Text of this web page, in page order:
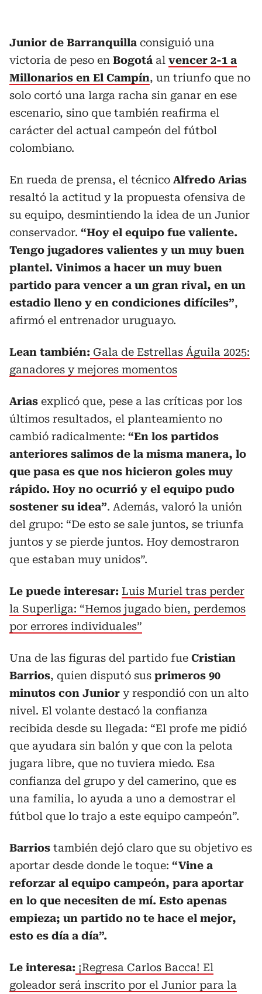
Junior de Barranquilla consiguió una
victoria de peso en Bogotá al vencer 2-1 a
Millonarios en El Campín, un triunfo que no
solo cortó una larga racha sin ganar en ese
escenario, sino que también reafirma el
carácter del actual campeón del fútbol
colombiano.
En rueda de prensa, el técnico Alfredo Arias
resaltó la actitud y la propuesta ofensiva de
su equipo, desmintiendo la idea de un Junior
conservador. “Hoy el equipo fue valiente.
Tengo jugadores valientes y un muy buen
plantel. Vinimos a hacer un muy buen
partido para vencer a un gran rival, en un
estadio lleno y en condiciones difíciles”,
afirmó el entrenador uruguayo.
Lean también: Gala de Estrellas Águila 2025:
ganadores y mejores momentos
Arias explicó que, pese a las críticas por los
últimos resultados, el planteamiento no
cambió radicalmente: “En los partidos
anteriores salimos de la misma manera, lo
que pasa es que nos hicieron goles muy
rápido. Hoy no ocurrió y el equipo pudo
sostener su idea”. Además, valoró la unión
del grupo: “De esto se sale juntos, se triunfa
juntos y se pierde juntos. Hoy demostraron
que estaban muy unidos”.
Le puede interesar: Luis Muriel tras perder
la Superliga: “Hemos jugado bien, perdemos
por errores individuales”
Una de las figuras del partido fue Cristian
Barrios, quien disputó sus primeros 90
minutos con Junior y respondió con un alto
nivel. El volante destacó la confianza
recibida desde su llegada: “El profe me pidió
que ayudara sin balón y que con la pelota
jugara libre, que no tuviera miedo. Esa
confianza del grupo y del camerino, que es
una familia, lo ayuda a uno a demostrar el
fútbol que lo trajo a este equipo campeón”.
Barrios también dejó claro que su objetivo es
aportar desde donde le toque: “Vine a
reforzar al equipo campeón, para aportar
en lo que necesiten de mí. Esto apenas
empieza; un partido no te hace el mejor,
esto es día a día”.
Le interesa: ¡Regresa Carlos Bacca! El
goleador será inscrito por el Junior para la